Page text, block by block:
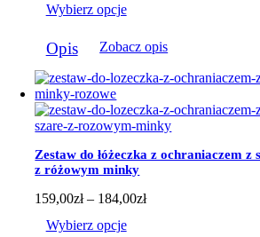
do
Wybierz opcje
produkt
ma
wiele
wariantów.
Opcje
można
wybrać
na
stronie
produktu
Opis Zobacz opis
Zestaw do łóżeczka z ochraniaczem
z różowym minky
159,00zł – 184,00złZakres
Wybierz opcje